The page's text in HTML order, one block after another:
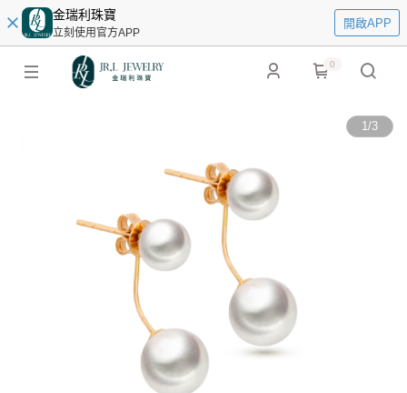
金瑞利珠寶
立刻使用官方APP
開啟APP
0
1/3